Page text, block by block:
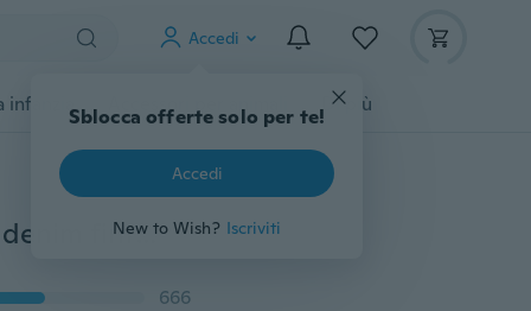
Accedi
Sblocca offerte solo per te!
Accedi
New to Wish? Iscriviti
infanzia Accessori per animali Di più
Plus Size 8 Colori Pantaloni da donna Casual Jeans in denim finto Strappato Stretch Yoga Leggings Donna Vita alta Denim Stampa Pantaloni attillati aderenti
666